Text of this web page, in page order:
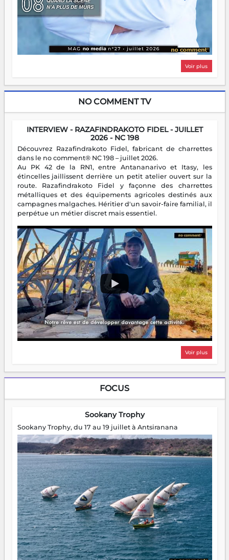
Voir plus
NO COMMENT TV
INTERVIEW - RAZAFINDRAKOTO FIDEL - JUILLET
2026 - NC 198
Découvrez Razafindrakoto Fidel, fabricant de charrettes
dans le no comment® NC 198 – juillet 2026.
Au PK 42 de la RN1, entre Antananarivo et Itasy, les
étincelles jaillissent derrière un petit atelier ouvert sur la
route. Razafindrakoto Fidel y façonne des charrettes
métalliques et des équipements agricoles destinés aux
campagnes malgaches. Héritier d'un savoir-faire familial, il
perpétue un métier discret mais essentiel.
Voir plus
FOCUS
Sookany Trophy
Sookany Trophy, du 17 au 19 juillet à Antsiranana